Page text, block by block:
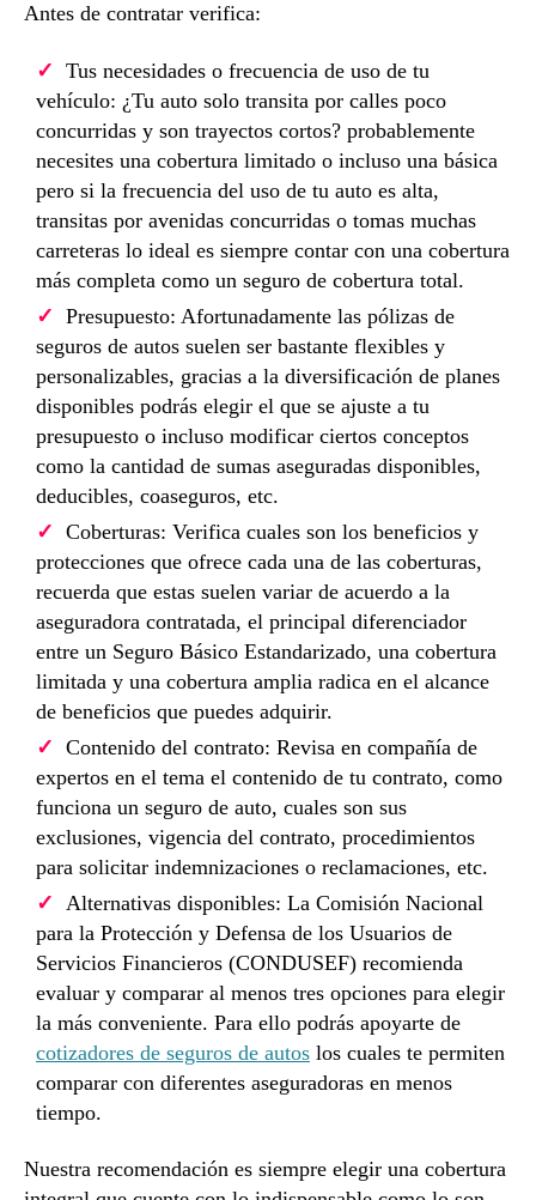
Antes de contratar verifica:
Tus necesidades o frecuencia de uso de tu
vehículo: ¿Tu auto solo transita por calles poco
concurridas y son trayectos cortos? probablemente
necesites una cobertura limitado o incluso una básica
pero si la frecuencia del uso de tu auto es alta,
transitas por avenidas concurridas o tomas muchas
carreteras lo ideal es siempre contar con una cobertura
más completa como un seguro de cobertura total.
Presupuesto: Afortunadamente las pólizas de
seguros de autos suelen ser bastante flexibles y
personalizables, gracias a la diversificación de planes
disponibles podrás elegir el que se ajuste a tu
presupuesto o incluso modificar ciertos conceptos
como la cantidad de sumas aseguradas disponibles,
deducibles, coaseguros, etc.
Coberturas: Verifica cuales son los beneficios y
protecciones que ofrece cada una de las coberturas,
recuerda que estas suelen variar de acuerdo a la
aseguradora contratada, el principal diferenciador
entre un Seguro Básico Estandarizado, una cobertura
limitada y una cobertura amplia radica en el alcance
de beneficios que puedes adquirir.
Contenido del contrato: Revisa en compañía de
expertos en el tema el contenido de tu contrato, como
funciona un seguro de auto, cuales son sus
exclusiones, vigencia del contrato, procedimientos
para solicitar indemnizaciones o reclamaciones, etc.
Alternativas disponibles: La Comisión Nacional
para la Protección y Defensa de los Usuarios de
Servicios Financieros (CONDUSEF) recomienda
evaluar y comparar al menos tres opciones para elegir
la más conveniente. Para ello podrás apoyarte de
cotizadores de seguros de autos los cuales te permiten
comparar con diferentes aseguradoras en menos
tiempo.
Nuestra recomendación es siempre elegir una cobertura